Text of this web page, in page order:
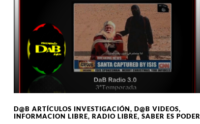
D@B ARTÍCULOS INVESTIGACIÓN, D@B VIDEOS,
INFORMACION LIBRE, RADIO LIBRE, SABER ES PODER